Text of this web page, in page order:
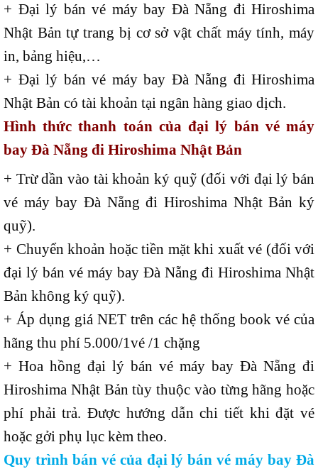
+ Đại lý bán vé máy bay Đà Nẵng đi Hiroshima
Nhật Bản tự trang bị cơ sở vật chất máy tính, máy
in, bảng hiệu,…
+ Đại lý bán vé máy bay Đà Nẵng đi Hiroshima
Nhật Bản có tài khoản tại ngân hàng giao dịch.
Hình thức thanh toán của đại lý bán vé máy
bay Đà Nẵng đi Hiroshima Nhật Bản
+ Trừ dần vào tài khoản ký quỹ (đối với đại lý bán
vé máy bay Đà Nẵng đi Hiroshima Nhật Bản ký
quỹ).
+ Chuyển khoản hoặc tiền mặt khi xuất vé (đối với
đại lý bán vé máy bay Đà Nẵng đi Hiroshima Nhật
Bản không ký quỹ).
+ Áp dụng giá NET trên các hệ thống book vé của
hãng thu phí 5.000/1vé /1 chặng
+ Hoa hồng đại lý bán vé máy bay Đà Nẵng đi
Hiroshima Nhật Bản tùy thuộc vào từng hãng hoặc
phí phải trả. Được hướng dẫn chi tiết khi đặt vé
hoặc gởi phụ lục kèm theo.
Quy trình bán vé của đại lý bán vé máy bay Đà